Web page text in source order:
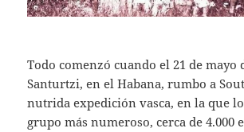
Todo comenzó cuando el 21 de mayo
Santurtzi, en el Habana, rumbo a
nutrida expedición vasca, en la que
grupo más numeroso, cerca de 4.000